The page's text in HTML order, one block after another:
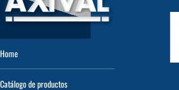
Home
Catálogo de productos